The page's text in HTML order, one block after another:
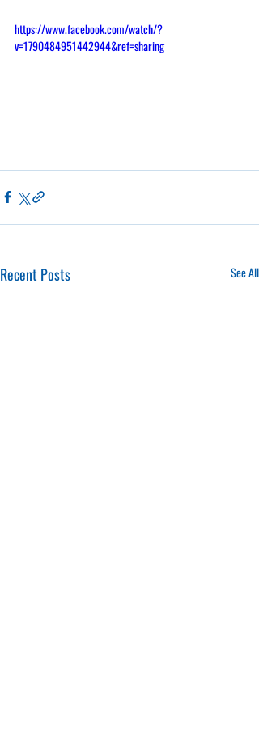
https://www.facebook.com/watch/?
v=1790484951442944&ref=sharing
Recent Posts See All